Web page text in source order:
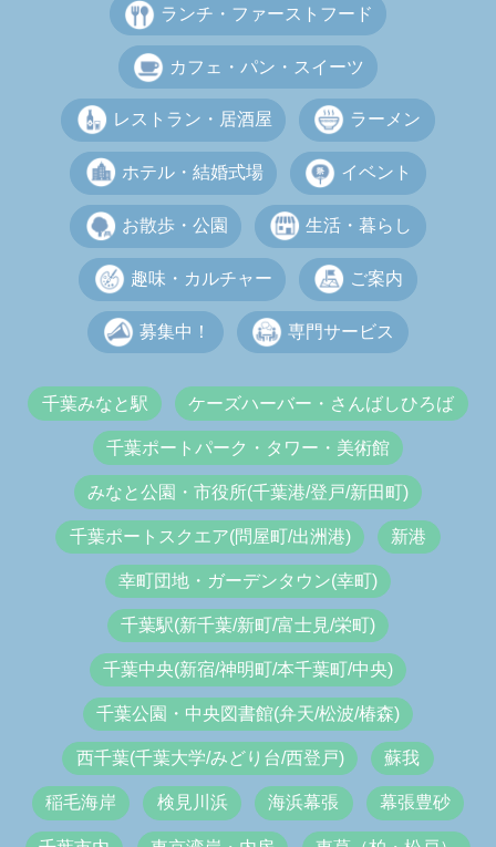
ランチ・ファーストフード
カフェ・パン・スイーツ
レストラン・居酒屋 ラーメン
ホテル・結婚式場 イベント
お散歩・公園 生活・暮らし
趣味・カルチャー ご案内
募集中！ 専門サービス
千葉みなと駅 ケーズハーバー・さんばしひろば
千葉ポートパーク・タワー・美術館
みなと公園・市役所(千葉港/登戸/新田町)
千葉ポートスクエア(問屋町/出洲港) 新港
幸町団地・ガーデンタウン(幸町)
千葉駅(新千葉/新町/富士見/栄町)
千葉中央(新宿/神明町/本千葉町/中央)
千葉公園・中央図書館(弁天/松波/椿森)
西千葉(千葉大学/みどり台/西登戸) 蘇我
稲毛海岸 検見川浜 海浜幕張 幕張豊砂